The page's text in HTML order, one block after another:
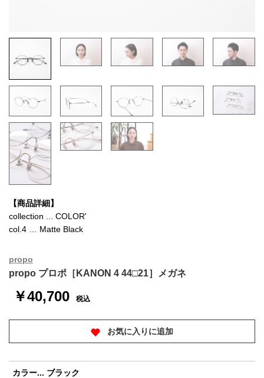
【商品詳細】
collection ... COLOR'
col.4 … Matte Black
propo
propo プロポ［KANON 4 44□21］メガネ
￥40,700 税込
お気に入りに追加
カラー... ブラック